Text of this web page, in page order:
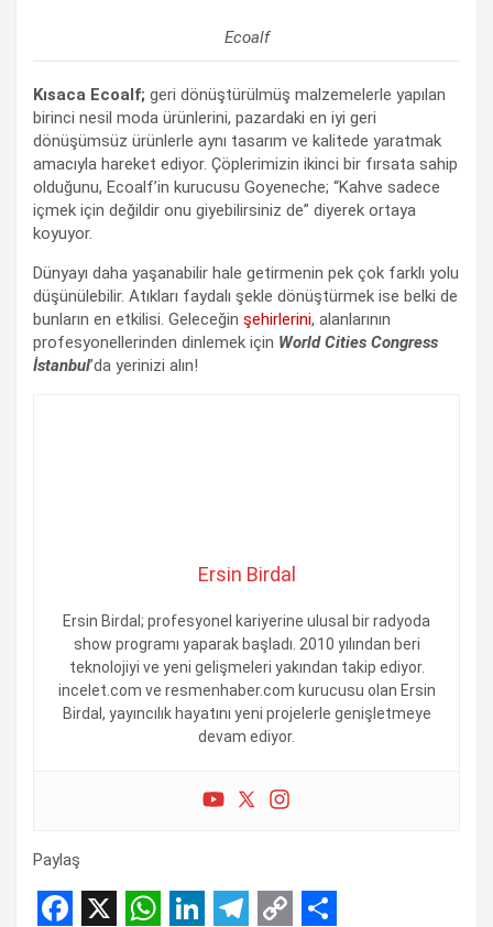
Ecoalf
Kısaca Ecoalf; geri dönüştürülmüş malzemelerle yapılan
birinci nesil moda ürünlerini, pazardaki en iyi geri
dönüşümsüz ürünlerle aynı tasarım ve kalitede yaratmak
amacıyla hareket ediyor. Çöplerimizin ikinci bir fırsata sahip
olduğunu, Ecoalf’in kurucusu Goyeneche; “Kahve sadece
içmek için değildir onu giyebilirsiniz de” diyerek ortaya
koyuyor.
Dünyayı daha yaşanabilir hale getirmenin pek çok farklı yolu
düşünülebilir. Atıkları faydalı şekle dönüştürmek ise belki de
bunların en etkilisi. Geleceğin şehirlerini, alanlarının
profesyonellerinden dinlemek için World Cities Congress
İstanbul’da yerinizi alın!
Ersin Birdal
Ersin Birdal; profesyonel kariyerine ulusal bir radyoda
show programı yaparak başladı. 2010 yılından beri
teknolojiyi ve yeni gelişmeleri yakından takip ediyor.
incelet.com ve resmenhaber.com kurucusu olan Ersin
Birdal, yayıncılık hayatını yeni projelerle genişletmeye
devam ediyor.
Paylaş